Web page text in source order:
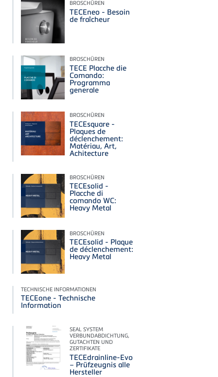
BROSCHÜREN
TECEneo - Besoin
de fraîcheur
BROSCHÜREN
TECE Placche die
Comando:
Programma
generale
BROSCHÜREN
TECEsquare -
Plaques de
déclenchement:
Matériau, Art,
Achitecture
BROSCHÜREN
TECEsolid -
Placche di
comando WC:
Heavy Metal
BROSCHÜREN
TECEsolid - Plaque
de déclenchement:
Heavy Metal
TECHNISCHE INFORMATIONEN
TECEone - Technische
Information
SEAL SYSTEM
VERBUNDABDICHTUNG,
GUTACHTEN UND
ZERTIFIKATE
TECEdrainline-Evo
– Prüfzeugnis alle
Hersteller